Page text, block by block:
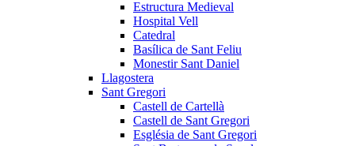
Estructura Medieval
Hospital Vell
Catedral
Basílica de Sant Feliu
Monestir Sant Daniel
Llagostera
Sant Gregori
Castell de Cartellà
Castell de Sant Gregori
Església de Sant Gregori